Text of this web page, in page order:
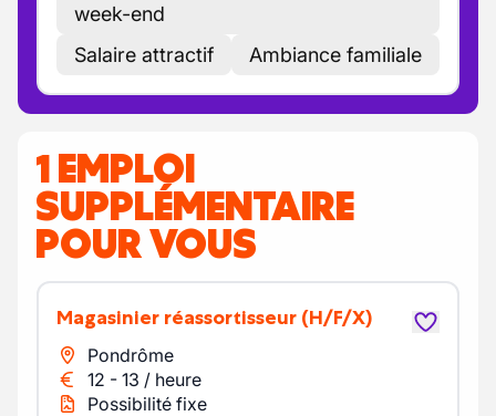
week-end
Salaire attractif
Ambiance familiale
1 EMPLOI
SUPPLÉMENTAIRE
POUR VOUS
Magasinier réassortisseur (H/F/X)
Pondrôme
12 - 13 / heure
Possibilité fixe